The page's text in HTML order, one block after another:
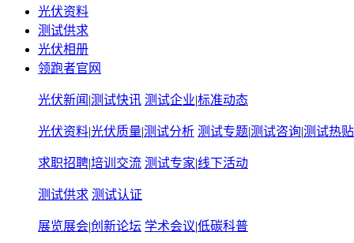
光伏资料
测试供求
光伏相册
领跑者官网
光伏新闻 |测试快讯 测试企业|标准动态
光伏资料|光伏质量|测试分析 测试专题|测试咨询|测试热贴
求职招聘|培训交流 测试专家|线下活动
测试供求 测试认证
展览展会|创新论坛 学术会议|低碳科普